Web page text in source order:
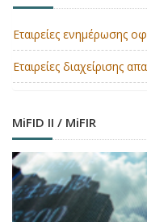
Εταιρείες ενημέρωσης
Εταιρείες διαχείρισης
MiFID II / MiFIR